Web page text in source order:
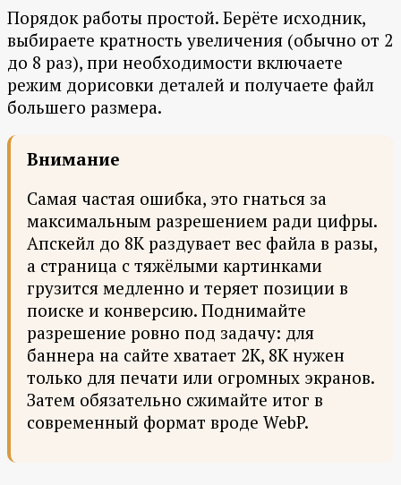
Порядок работы простой. Берёте исходник,
выбираете кратность увеличения (обычно от 2
до 8 раз), при необходимости включаете
режим дорисовки деталей и получаете файл
большего размера.
Внимание
Самая частая ошибка, это гнаться за
максимальным разрешением ради цифры.
Апскейл до 8K раздувает вес файла в разы,
а страница с тяжёлыми картинками
грузится медленно и теряет позиции в
поиске и конверсию. Поднимайте
разрешение ровно под задачу: для
баннера на сайте хватает 2K, 8K нужен
только для печати или огромных экранов.
Затем обязательно сжимайте итог в
современный формат вроде WebP.